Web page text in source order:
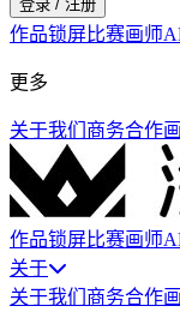
登录 / 注册
作品锁屏比赛画师
更多
关于我们 商务合作
作品锁屏比赛画师
关于
关于我们 商务合作